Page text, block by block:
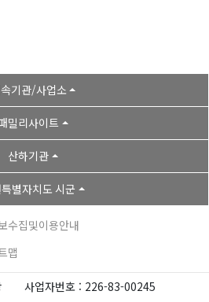
기관/사업소
밀리사이트
산하기관
별자치도 시군
수집및이용안내
맵
사업자번호 : 226-83-00245